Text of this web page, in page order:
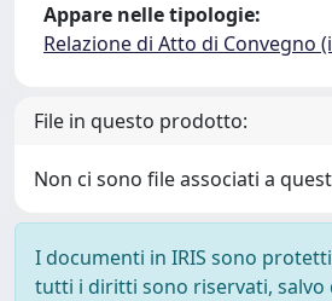
Appare nelle tipologie:
Relazione di Atto di Convegno
File in questo prodotto:
Non ci sono file associati a
I documenti in IRIS sono
tutti i diritti sono riservati, salvo